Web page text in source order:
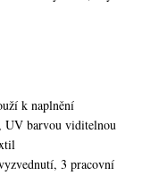
k naplnění
UV barvou viditelnou
3 pracovní